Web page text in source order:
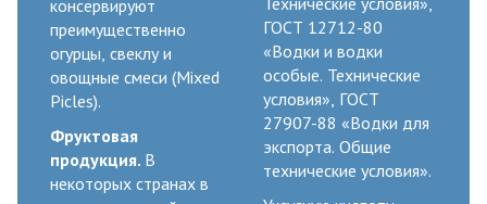
консервируют
преимущественно
огурцы, свеклу и
овощные смеси (Mixed
Picles).
Фруктовая
продукция. В
некоторых странах в
ГОСТ 12712-80
«Водки и водки
особые. Технические
условия», ГОСТ
27907-88 «Водки для
экспорта. Общие
технические условия».